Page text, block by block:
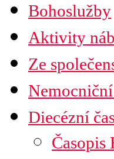
Mapa diecéze
Bohoslužby
Aktivity
Ze
Diecézní
Časopis